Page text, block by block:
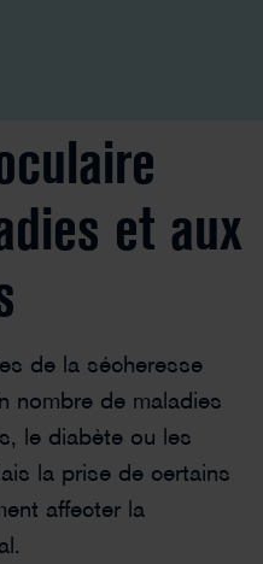
et aux
de la sécheresse
nombre de maladies
le diabète ou les
la prise de certains
affecter la